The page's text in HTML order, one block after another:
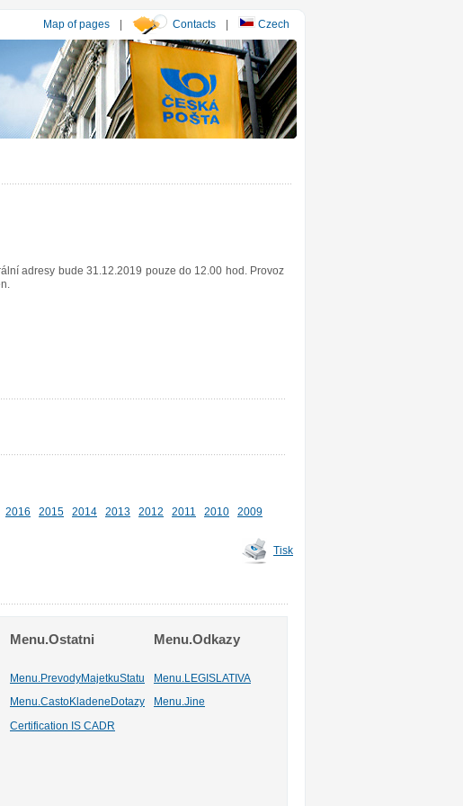
Map of pages | Contacts | Czech
adresy bude 31.12.2019 pouze do 12.00 hod. Provoz
2016 2015 2014 2013 2012 2011 2010
2009
Tisk
Menu.Ostatni Menu.Odkazy
Menu.PrevodyMajetkuStatu
Menu.LEGISLATIVA
Menu.CastoKladeneDotazy Menu.Jine
Certification IS CADR